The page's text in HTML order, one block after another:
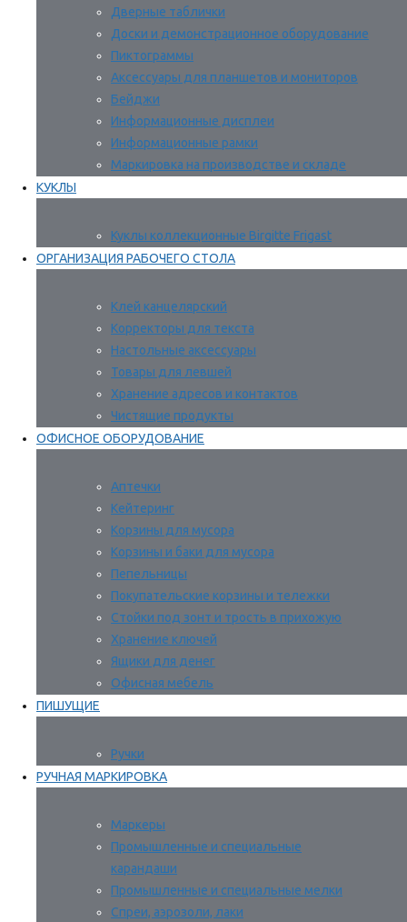
Дверные таблички
Доски и демонстрационное оборудование
Пиктограммы
Аксессуары для планшетов и мониторов
Бейджи
Информационные дисплеи
Информационные рамки
Маркировка на производстве и складе
КУКЛЫ
Куклы коллекционные Birgitte Frigast
ОРГАНИЗАЦИЯ РАБОЧЕГО СТОЛА
Клей канцелярский
Корректоры для текста
Настольные аксессуары
Товары для левшей
Хранение адресов и контактов
Чистящие продукты
ОФИСНОЕ ОБОРУДОВАНИЕ
Аптечки
Кейтеринг
Корзины для мусора
Корзины и баки для мусора
Пепельницы
Покупательские корзины и тележки
Стойки под зонт и трость в прихожую
Хранение ключей
Ящики для денег
Офисная мебель
ПИШУЩИЕ
Ручки
РУЧНАЯ МАРКИРОВКА
Маркеры
Промышленные и специальные
карандаши
Промышленные и специальные мелки
Спреи, аэрозоли, лаки